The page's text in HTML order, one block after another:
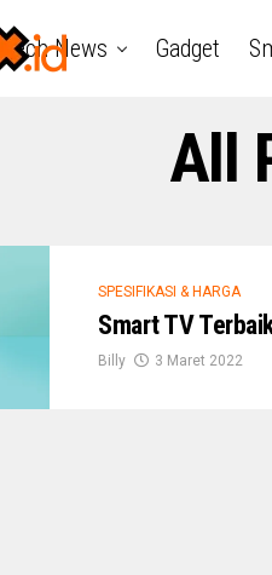
Tech News Gadget
All
SPESIFIKASI & HARGA
Smart TV
Billy 3 Maret 2022